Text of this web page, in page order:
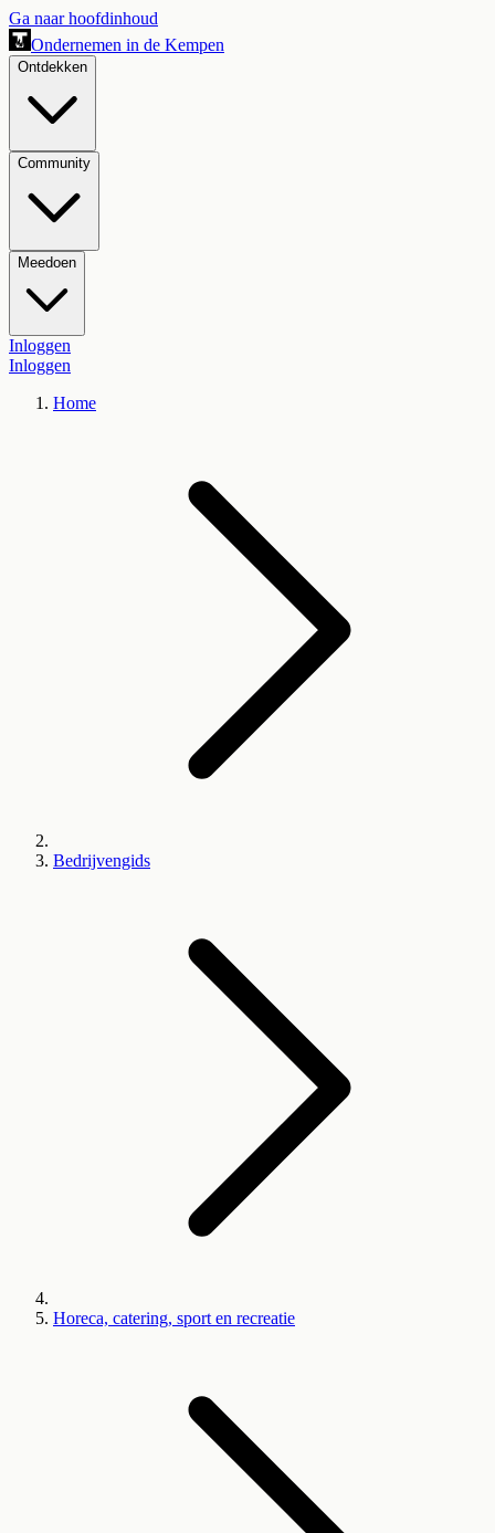
Ga naar hoofdinhoud
Ondernemen in de Kempen
Ontdekken
Community
Meedoen
Inloggen
Inloggen
Home
Bedrijvengids
Horeca, catering, sport en recreatie